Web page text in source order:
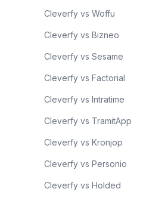
Cleverfy vs Woffu
Cleverfy vs Bizneo
Cleverfy vs Sesame
Cleverfy vs Factorial
Cleverfy vs Intratime
Cleverfy vs TramitApp
Cleverfy vs Kronjop
Cleverfy vs Personio
Cleverfy vs Holded